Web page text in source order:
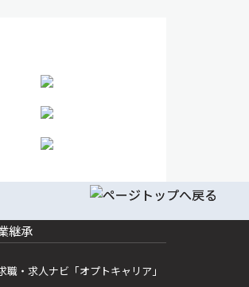
継承
職・求人ナビ「オプトキャリア」